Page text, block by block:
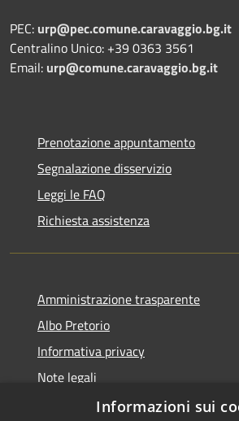
PEC: urp@pec.comune.caravaggio.bg.it
Centralino Unico: +39 0363 3561
Email: urp@comune.caravaggio.bg.it
Prenotazione appuntamento
Segnalazione disservizio
Leggi le FAQ
Richiesta assistenza
Amministrazione trasparente
Albo Pretorio
Informativa privacy
Note legali
Dichiarazione di accessibilità
Informazioni sui